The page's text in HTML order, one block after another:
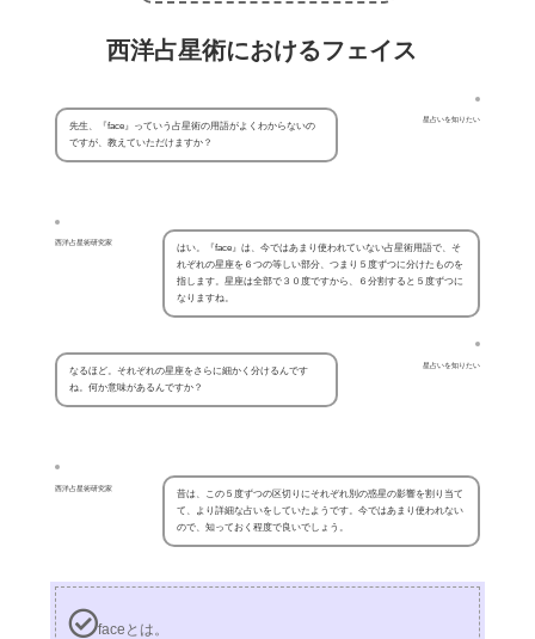
西洋占星術におけるフェイス
星占いを知りたい
先生、『face』っていう占星術の用語がよくわからないの
ですが、教えていただけますか？
西洋占星術研究家
はい。『face』は、今ではあまり使われていない占星術用語で、そ
れぞれの星座を６つの等しい部分、つまり５度ずつに分けたものを
指します。星座は全部で３０度ですから、６分割すると５度ずつに
なりますね。
星占いを知りたい
なるほど。それぞれの星座をさらに細かく分けるんです
ね。何か意味があるんですか？
西洋占星術研究家
昔は、この５度ずつの区切りにそれぞれ別の惑星の影響を割り当て
て、より詳細な占いをしていたようです。今ではあまり使われない
ので、知っておく程度で良いでしょう。
faceとは。